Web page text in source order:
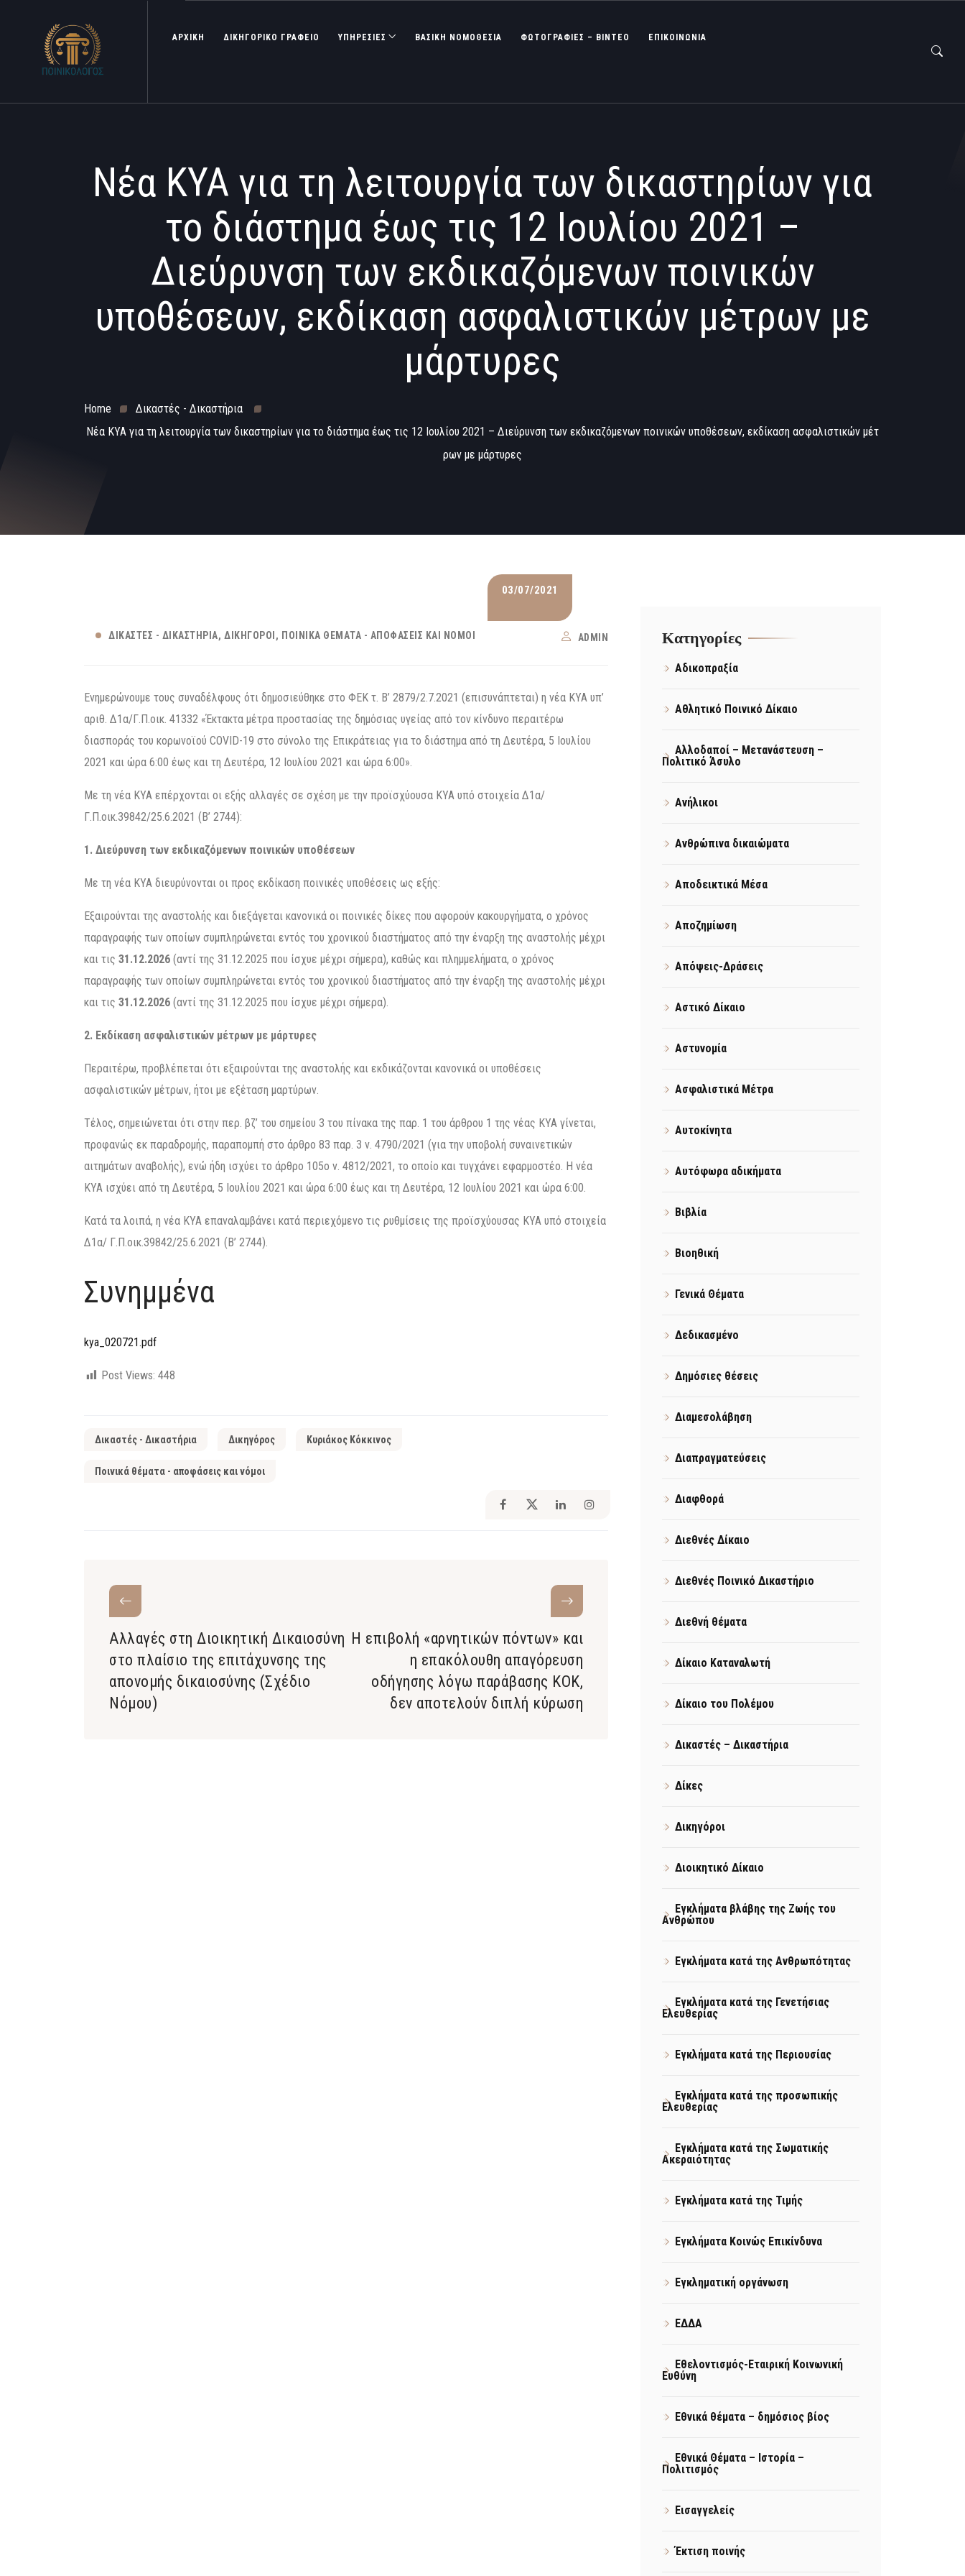
ΑΡΧΙΚΗ ΔΙΚΗΓΟΡΙΚΟ ΓΡΑΦΕΙΟ ΥΠΗΡΕΣΙΕΣ ΒΑΣΙΚΉ ΝΟΜΟΘΕΣΊΑ ΦΩΤΟΓΡΑΦΊΕΣ – ΒΊΝΤΕΟ ΕΠΙΚΟΙΝΩΝΙΑ
Νέα ΚΥΑ για τη λειτουργία των δικαστηρίων για
το διάστημα έως τις 12 Ιουλίου 2021 –
Διεύρυνση των εκδικαζόμενων ποινικών
υποθέσεων, εκδίκαση ασφαλιστικών μέτρων με
μάρτυρες
Home
Δικαστές - Δικαστήρια
Νέα ΚΥΑ για τη λειτουργία των δικαστηρίων για το διάστημα έως τις 12 Ιουλίου 2021 – Διεύρυνση των εκδικαζόμενων ποινικών υποθέσεων, εκδίκαση ασφαλιστικών μέτ
ρων με μάρτυρες
03/07/2021
ΔΙΚΑΣΤΈΣ - ΔΙΚΑΣΤΉΡΙΑ ΔΙΚΗΓΌΡΟΙ ΠΟΙΝΙΚΆ ΘΈΜΑΤΑ - ΑΠΟΦΆΣΕΙΣ ΚΑΙ ΝΌΜΟΙ ADMIN
Ενημερώνουμε τους συναδέλφους ότι δημοσιεύθηκε στο ΦΕΚ τ. Β’ 2879/2.7.2021 (επισυνάπτεται) η νέα ΚΥΑ υπ’
αριθ. Δ1α/Γ.Π.οικ. 41332 «Έκτακτα μέτρα προστασίας της δημόσιας υγείας από τον κίνδυνο περαιτέρω
διασποράς του κορωνοϊού COVID-19 στο σύνολο της Επικράτειας για το διάστημα από τη Δευτέρα, 5 Ιουλίου
2021 και ώρα 6:00 έως και τη Δευτέρα, 12 Ιουλίου 2021 και ώρα 6:00».
Με τη νέα ΚΥΑ επέρχονται οι εξής αλλαγές σε σχέση με την προϊσχύουσα ΚΥΑ υπό στοιχεία Δ1α/
Γ.Π.οικ.39842/25.6.2021 (Β’ 2744):
1. Διεύρυνση των εκδικαζόμενων ποινικών υποθέσεων
Με τη νέα ΚΥΑ διευρύνονται οι προς εκδίκαση ποινικές υποθέσεις ως εξής:
Εξαιρούνται της αναστολής και διεξάγεται κανονικά οι ποινικές δίκες που αφορούν κακουργήματα, ο χρόνος
παραγραφής των οποίων συμπληρώνεται εντός του χρονικού διαστήματος από την έναρξη της αναστολής μέχρι
και τις 31.12.2026 (αντί της 31.12.2025 που ίσχυε μέχρι σήμερα), καθώς και πλημμελήματα, ο χρόνος
παραγραφής των οποίων συμπληρώνεται εντός του χρονικού διαστήματος από την έναρξη της αναστολής μέχρι
και τις 31.12.2026 (αντί της 31.12.2025 που ίσχυε μέχρι σήμερα).
2. Εκδίκαση ασφαλιστικών μέτρων με μάρτυρες
Περαιτέρω, προβλέπεται ότι εξαιρούνται της αναστολής και εκδικάζονται κανονικά οι υποθέσεις
ασφαλιστικών μέτρων, ήτοι με εξέταση μαρτύρων.
Τέλος, σημειώνεται ότι στην περ. βζ’ του σημείου 3 του πίνακα της παρ. 1 του άρθρου 1 της νέας ΚΥΑ γίνεται,
προφανώς εκ παραδρομής, παραπομπή στο άρθρο 83 παρ. 3 ν. 4790/2021 (για την υποβολή συναινετικών
αιτημάτων αναβολής), ενώ ήδη ισχύει το άρθρο 105ο ν. 4812/2021, το οποίο και τυγχάνει εφαρμοστέο. Η νέα
ΚΥΑ ισχύει από τη Δευτέρα, 5 Ιουλίου 2021 και ώρα 6:00 έως και τη Δευτέρα, 12 Ιουλίου 2021 και ώρα 6:00.
Κατά τα λοιπά, η νέα ΚΥΑ επαναλαμβάνει κατά περιεχόμενο τις ρυθμίσεις της προϊσχύουσας ΚΥΑ υπό στοιχεία
Δ1α/ Γ.Π.οικ.39842/25.6.2021 (Β’ 2744).
Συνημμένα
kya_020721.pdf
Post Views: 448
Δικαστές - Δικαστήρια Δικηγόρος Κυριάκος Κόκκινος
Ποινικά θέματα - αποφάσεις και νόμοι
Αλλαγές στη Διοικητική Δικαιοσύνη
στο πλαίσιο της επιτάχυνσης της
απονομής δικαιοσύνης (Σχέδιο
Νόμου)
Η επιβολή «αρνητικών πόντων» και
η επακόλουθη απαγόρευση
οδήγησης λόγω παράβασης ΚΟΚ,
δεν αποτελούν διπλή κύρωση
Kατηγορίες
Αδικοπραξία
Αθλητικό Ποινικό Δίκαιο
Αλλοδαποί – Μετανάστευση –
Πολιτικό Άσυλο
Ανήλικοι
Ανθρώπινα δικαιώματα
Αποδεικτικά Μέσα
Αποζημίωση
Απόψεις-Δράσεις
Αστικό Δίκαιο
Αστυνομία
Ασφαλιστικά Μέτρα
Αυτοκίνητα
Αυτόφωρα αδικήματα
Βιβλία
Βιοηθική
Γενικά Θέματα
Δεδικασμένο
Δημόσιες θέσεις
Διαμεσολάβηση
Διαπραγματεύσεις
Διαφθορά
Διεθνές Δίκαιο
Διεθνές Ποινικό Δικαστήριο
Διεθνή θέματα
Δίκαιο Καταναλωτή
Δίκαιο του Πολέμου
Δικαστές – Δικαστήρια
Δίκες
Δικηγόροι
Διοικητικό Δίκαιο
Εγκλήματα βλάβης της Ζωής του
Ανθρώπου
Εγκλήματα κατά της Ανθρωπότητας
Εγκλήματα κατά της Γενετήσιας
Ελευθερίας
Εγκλήματα κατά της Περιουσίας
Εγκλήματα κατά της προσωπικής
Ελευθερίας
Εγκλήματα κατά της Σωματικής
Ακεραιότητας
Εγκλήματα κατά της Τιμής
Εγκλήματα Κοινώς Επικίνδυνα
Εγκληματική οργάνωση
ΕΔΔΑ
Εθελοντισμός-Εταιρική Κοινωνική
Ευθύνη
Εθνικά θέματα – δημόσιος βίος
Εθνικά Θέματα – Ιστορία –
Πολιτισμός
Εισαγγελείς
Έκτιση ποινής